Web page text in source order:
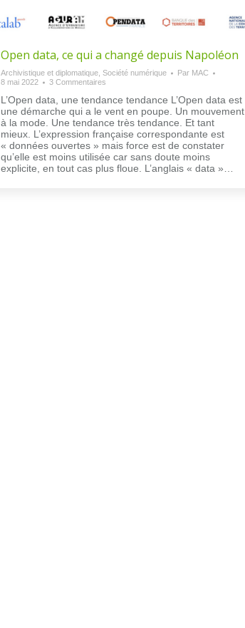
Open data, ce qui a changé depuis Napoléon
Archivistique et diplomatique Société numérique Par MAC
8 mai 2022
3 Commentaires
L’Open data, une tendance tendance L’Open data est
une démarche qui a le vent en poupe. Un mouvement
à la mode. Une tendance très tendance. Et tant
mieux. L’expression française correspondante est
« données ouvertes » mais force est de constater
qu’elle est moins utilisée car sans doute moins
explicite, en tout cas plus floue. L’anglais « data »…